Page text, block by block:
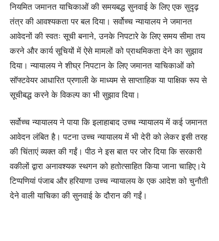
नियमित जमानत याचिकाओं की समयबद्ध सुनवाई के लिए एक सुदृढ़
तंत्र की आवश्यकता पर बल दिया। सर्वोच्च न्यायालय ने जमानत
आवेदनों की स्वतः सूची बनाने, उनके निपटारे के लिए समय सीमा तय
करने और कार्य सूचियों में ऐसे मामलों को प्राथमिकता देने का सुझाव
दिया। न्‍यायालय ने शीघ्र निपटान के लिए जमानत याचिकाओं को
सॉफ्टवेयर आधारित प्रणाली के माध्यम से साप्ताहिक या पाक्षिक रूप से
सूचीबद्ध करने के विकल्‍प का भी सुझाव दिया।
सर्वोच्‍च न्‍यायालय ने पाया कि इलाहाबाद उच्च न्यायालय में कई जमानत
आवेदन लंबित है। पटना उच्च न्यायालय में भी देरी को लेकर इसी तरह
की चिंताएं व्यक्त की गईं। पीठ ने इस बात पर जोर दिया कि सरकारी
वकीलों द्वारा अनावश्यक स्थगन को हतोत्साहित किया जाना चाहिए।ये
टिप्पणियां पंजाब और हरियाणा उच्च न्यायालय के एक आदेश को चुनौती
देने वाली याचिका की सुनवाई के दौरान की गईं।